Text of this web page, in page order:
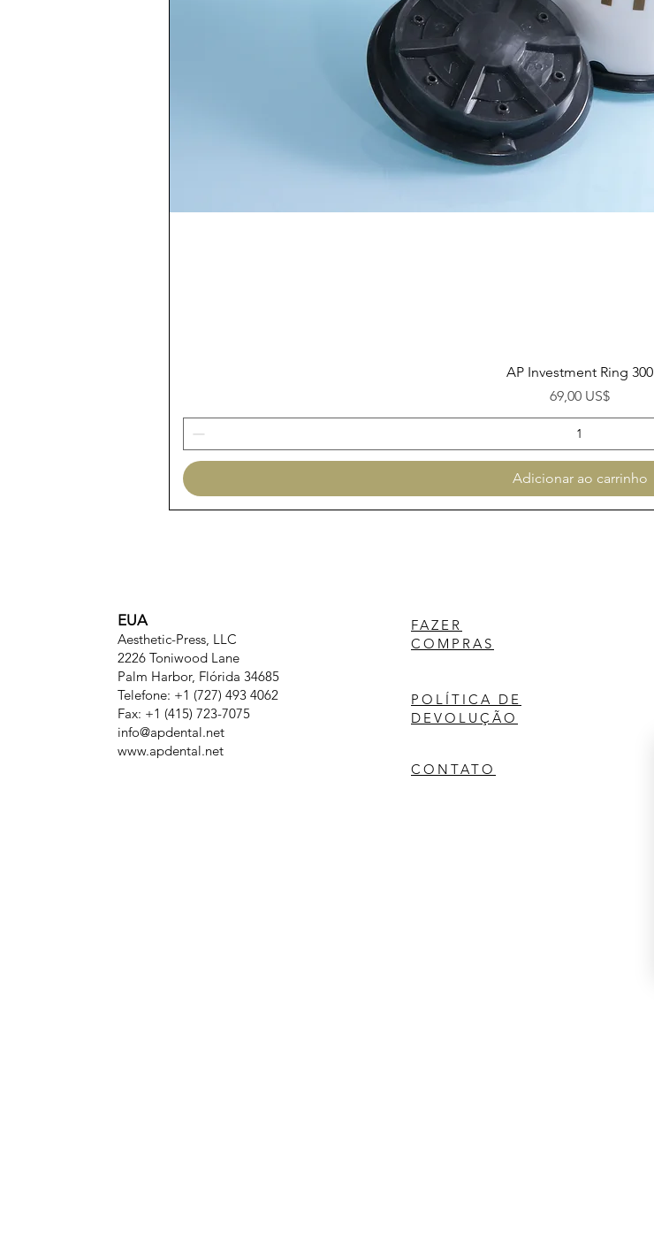
Visualização rápida
AP Investment Ring 300
Preço
69,00 US$
Adicionar ao carrinho
EUA
Aesthetic-Press, LLC
2226 Toniwood Lane
Palm Harbor, Flórida 34685
Telefone: +1 (727) 493 4062
Fax: +1 (415) 723-7075
info@apdental.net
www.apdental.net
FAZER
COMPRAS
POLÍTICA DE
DEVOLUÇÃO
CONTATO